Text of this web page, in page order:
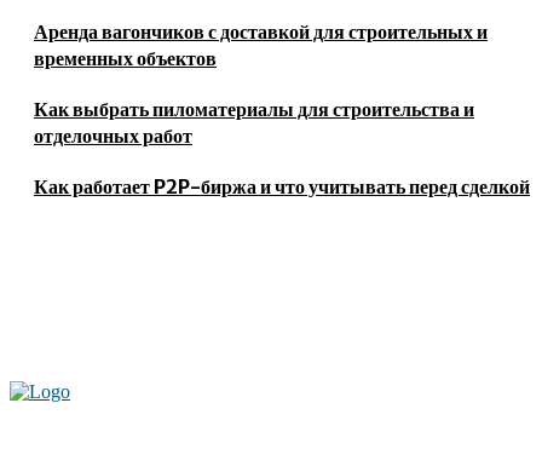
Аренда вагончиков с доставкой для строительных и
временных объектов
Как выбрать пиломатериалы для строительства и
отделочных работ
Как работает P2P-биржа и что учитывать перед сделкой